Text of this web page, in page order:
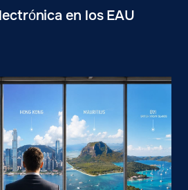
en los EAU